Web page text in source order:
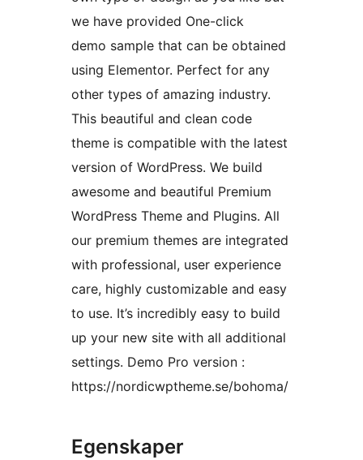
we have provided One-click
demo sample that can be obtained
using Elementor. Perfect for any
other types of amazing industry.
This beautiful and clean code
theme is compatible with the latest
version of WordPress. We build
awesome and beautiful Premium
WordPress Theme and Plugins. All
our premium themes are integrated
with professional, user experience
care, highly customizable and easy
to use. It’s incredibly easy to build
up your new site with all additional
settings. Demo Pro version :
https://nordicwptheme.se/bohoma/
Egenskaper